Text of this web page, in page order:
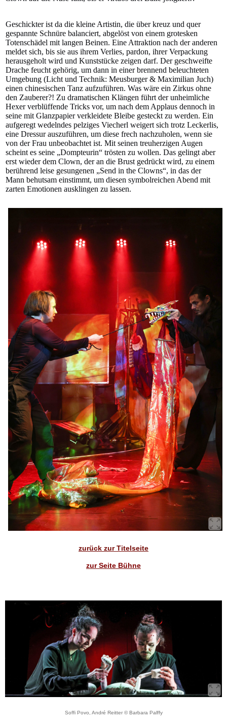
Geschickter ist da die kleine Artistin, die über kreuz und quer
gespannte Schnüre balanciert, abgelöst von einem grotesken
Totenschädel mit langen Beinen. Eine Attraktion nach der anderen
meldet sich, bis sie aus ihrem Verlies, pardon, ihrer Verpackung
herausgeholt wird und Kunststücke zeigen darf. Der geschweifte
Drache feucht gehörig, um dann in einer brennend beleuchteten
Umgebung (Licht und Technik: Meusburger & Maximilian Juch)
einen chinesischen Tanz aufzuführen. Was wäre ein Zirkus ohne
den Zauberer?! Zu dramatischen Klängen führt der unheimliche
Hexer verblüffende Tricks vor, um nach dem Applaus dennoch in
seine mit Glanzpapier verkleidete Bleibe gesteckt zu werden. Ein
aufgeregt wedelndes pelziges Viecherl weigert sich trotz Leckerlis,
eine Dressur auszuführen, um diese frech nachzuholen, wenn sie
von der Frau unbeobachtet ist. Mit seinen treuherzigen Augen
scheint es seine „Dompteurin“ trösten zu wollen. Das gelingt aber
erst wieder dem Clown, der an die Brust gedrückt wird, zu einem
berührend leise gesungenen „Send in the Clowns“, in das der
Mann behutsam einstimmt, um diesen symbolreichen Abend mit
zarten Emotionen ausklingen zu lassen.
zurück zur Titelseite
zur Seite Bühne
Soffi Povo, André Reitter © Barbara Palffy